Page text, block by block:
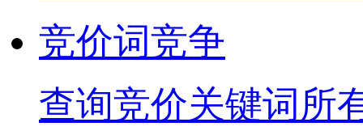
竞价词竞争
查询竞价关键词所